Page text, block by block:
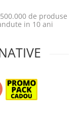
de produse
in 10 ani